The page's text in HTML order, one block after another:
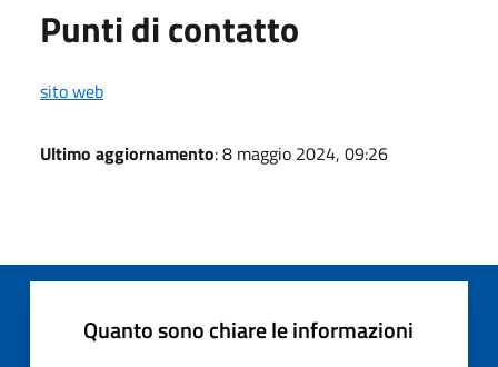
Punti di contatto
sito web
Ultimo aggiornamento: 8 maggio 2024, 09:26
Quanto sono chiare le informazioni